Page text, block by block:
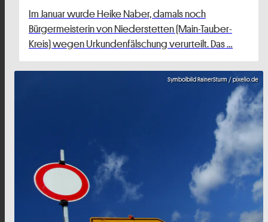
Im Januar wurde Heike Naber, damals noch
Bürgermeisterin von Niederstetten (Main-Tauber-
Kreis) wegen Urkundenfälschung verurteilt. Das …
Symbolbild RainerSturm / pixelio.de